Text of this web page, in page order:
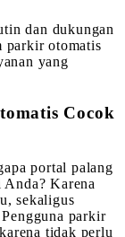
dan dukungan
parkir otomatis
yang
Cocok
portal palang
Karena
sekaligus
parkir
tidak perlu